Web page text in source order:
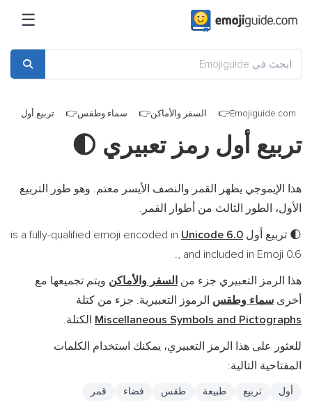
☰
Emojiguide.com السفر والأماكن سماء وطقس تربيع أول
تربيع أول رمز تعبيري 🌓
هذا الإيموجي يظهر القمر والنصف الأيسر معتم. وهو طور التربيع
الأول، الطور الثالث من أطوار القمر.
🌓 تربيع أول is a fully-qualified emoji encoded in Unicode 6.0
, and included in Emoji 0.6.
هذا الرمز التعبيري جزء من السفر والأماكن ويتم تجميعها مع
أخرى سماء وطقس الرموز التعبيرية. جزء من كتلة
Miscellaneous Symbols and Pictographs الكتلة.
للعثور على هذا الرمز التعبيري، يمكنك استخدام الكلمات
المفتاحية التالية:
أول تربيع طبيعة طقس فضاء قمر